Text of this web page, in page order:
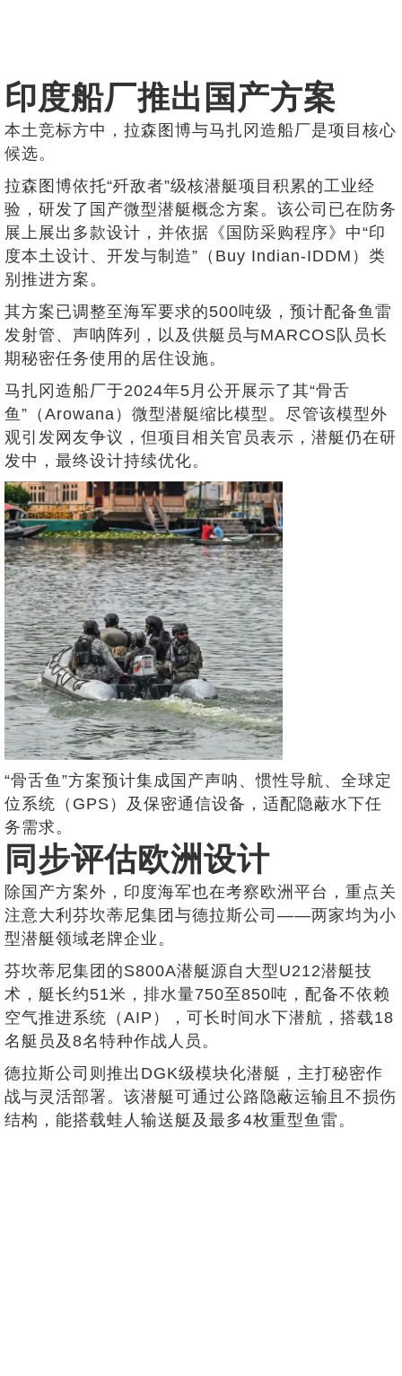
印度船厂推出国产方案
本土竞标方中，拉森图博与马扎冈造船厂是项目核心
候选。
拉森图博依托“歼敌者”级核潜艇项目积累的工业经
验，研发了国产微型潜艇概念方案。该公司已在防务
展上展出多款设计，并依据《国防采购程序》中“印
度本土设计、开发与制造”（Buy Indian-IDDM）类
别推进方案。
其方案已调整至海军要求的500吨级，预计配备鱼雷
发射管、声呐阵列，以及供艇员与MARCOS队员长
期秘密任务使用的居住设施。
马扎冈造船厂于2024年5月公开展示了其“骨舌
鱼”（Arowana）微型潜艇缩比模型。尽管该模型外
观引发网友争议，但项目相关官员表示，潜艇仍在研
发中，最终设计持续优化。
“骨舌鱼”方案预计集成国产声呐、惯性导航、全球定
位系统（GPS）及保密通信设备，适配隐蔽水下任
务需求。
同步评估欧洲设计
除国产方案外，印度海军也在考察欧洲平台，重点关
注意大利芬坎蒂尼集团与德拉斯公司——两家均为小
型潜艇领域老牌企业。
芬坎蒂尼集团的S800A潜艇源自大型U212潜艇技
术，艇长约51米，排水量750至850吨，配备不依赖
空气推进系统（AIP），可长时间水下潜航，搭载18
名艇员及8名特种作战人员。
德拉斯公司则推出DGK级模块化潜艇，主打秘密作
战与灵活部署。该潜艇可通过公路隐蔽运输且不损伤
结构，能搭载蛙人输送艇及最多4枚重型鱼雷。